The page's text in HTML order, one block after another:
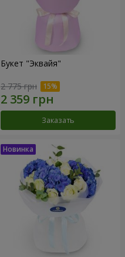
Букет "Эквайя"
2 775 грн
Заказать